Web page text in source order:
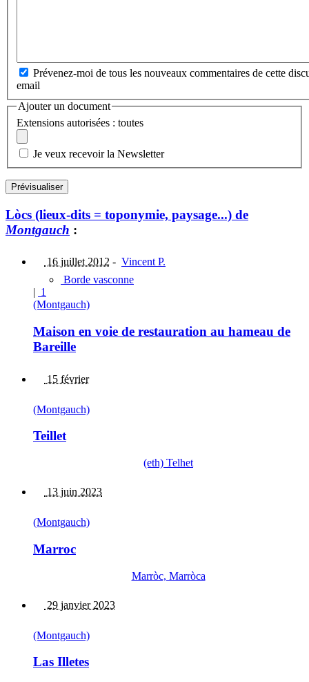
Prévenez-moi de tous les nouveaux commentaires de cette
email
Ajouter un document
Extensions autorisées : toutes
Je veux recevoir la Newsletter
Lòcs (lieux-dits = toponymie, paysage...) de
Montgauch :
16 juillet 2012 - Vincent P.
Borde vasconne
| 1
(Montgauch)
Maison en voie de restauration au hameau de
Bareille
15 février
(Montgauch)
Teillet
(eth) Telhet
13 juin 2023
(Montgauch)
Marroc
Marròc, Marròca
29 janvier 2023
(Montgauch)
Las Illetes